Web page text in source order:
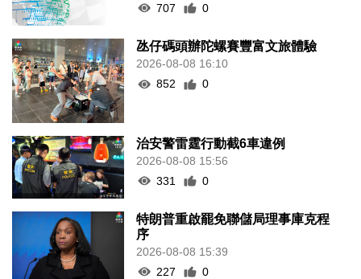
707
0
氹仔碼頭辦陀螺賽豐富文旅體驗
2026-08-08 16:10
852
0
治安警雷霆行動截6車違例
2026-08-08 15:56
331
0
特朗普重啟罷免聯儲局理事庫克程
序
2026-08-08 15:39
227
0